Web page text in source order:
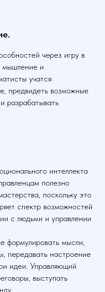
через игру в
мышление и
учатся
предвидеть возможные
разрабатывать
интеллекта
полезно
поскольку это
спектр возможностей
с людьми и управлении
формулировать мысли,
передавать настроение
идеи. Управляющий
выступать